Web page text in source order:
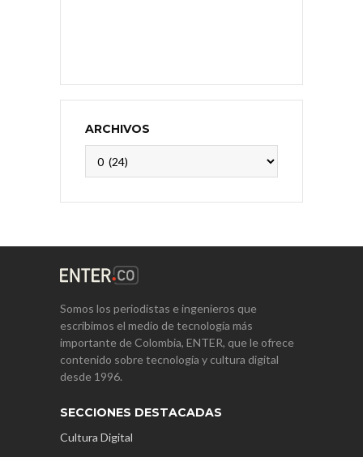
ARCHIVOS
Somos los periodistas e ingenieros que
escribimos el medio de tecnología más
importante de Colombia, ENTER, que le ofrece
contenido sobre tecnología y cultura digital
desde 1996.
SECCIONES DESTACADAS
Cultura Digital